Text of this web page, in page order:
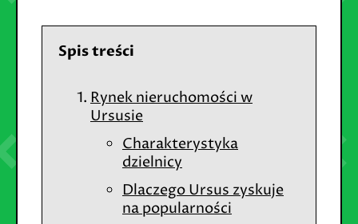
Spis treści
Rynek nieruchomości w
Ursusie
Charakterystyka
dzielnicy
Dlaczego Ursus zyskuje
na popularności